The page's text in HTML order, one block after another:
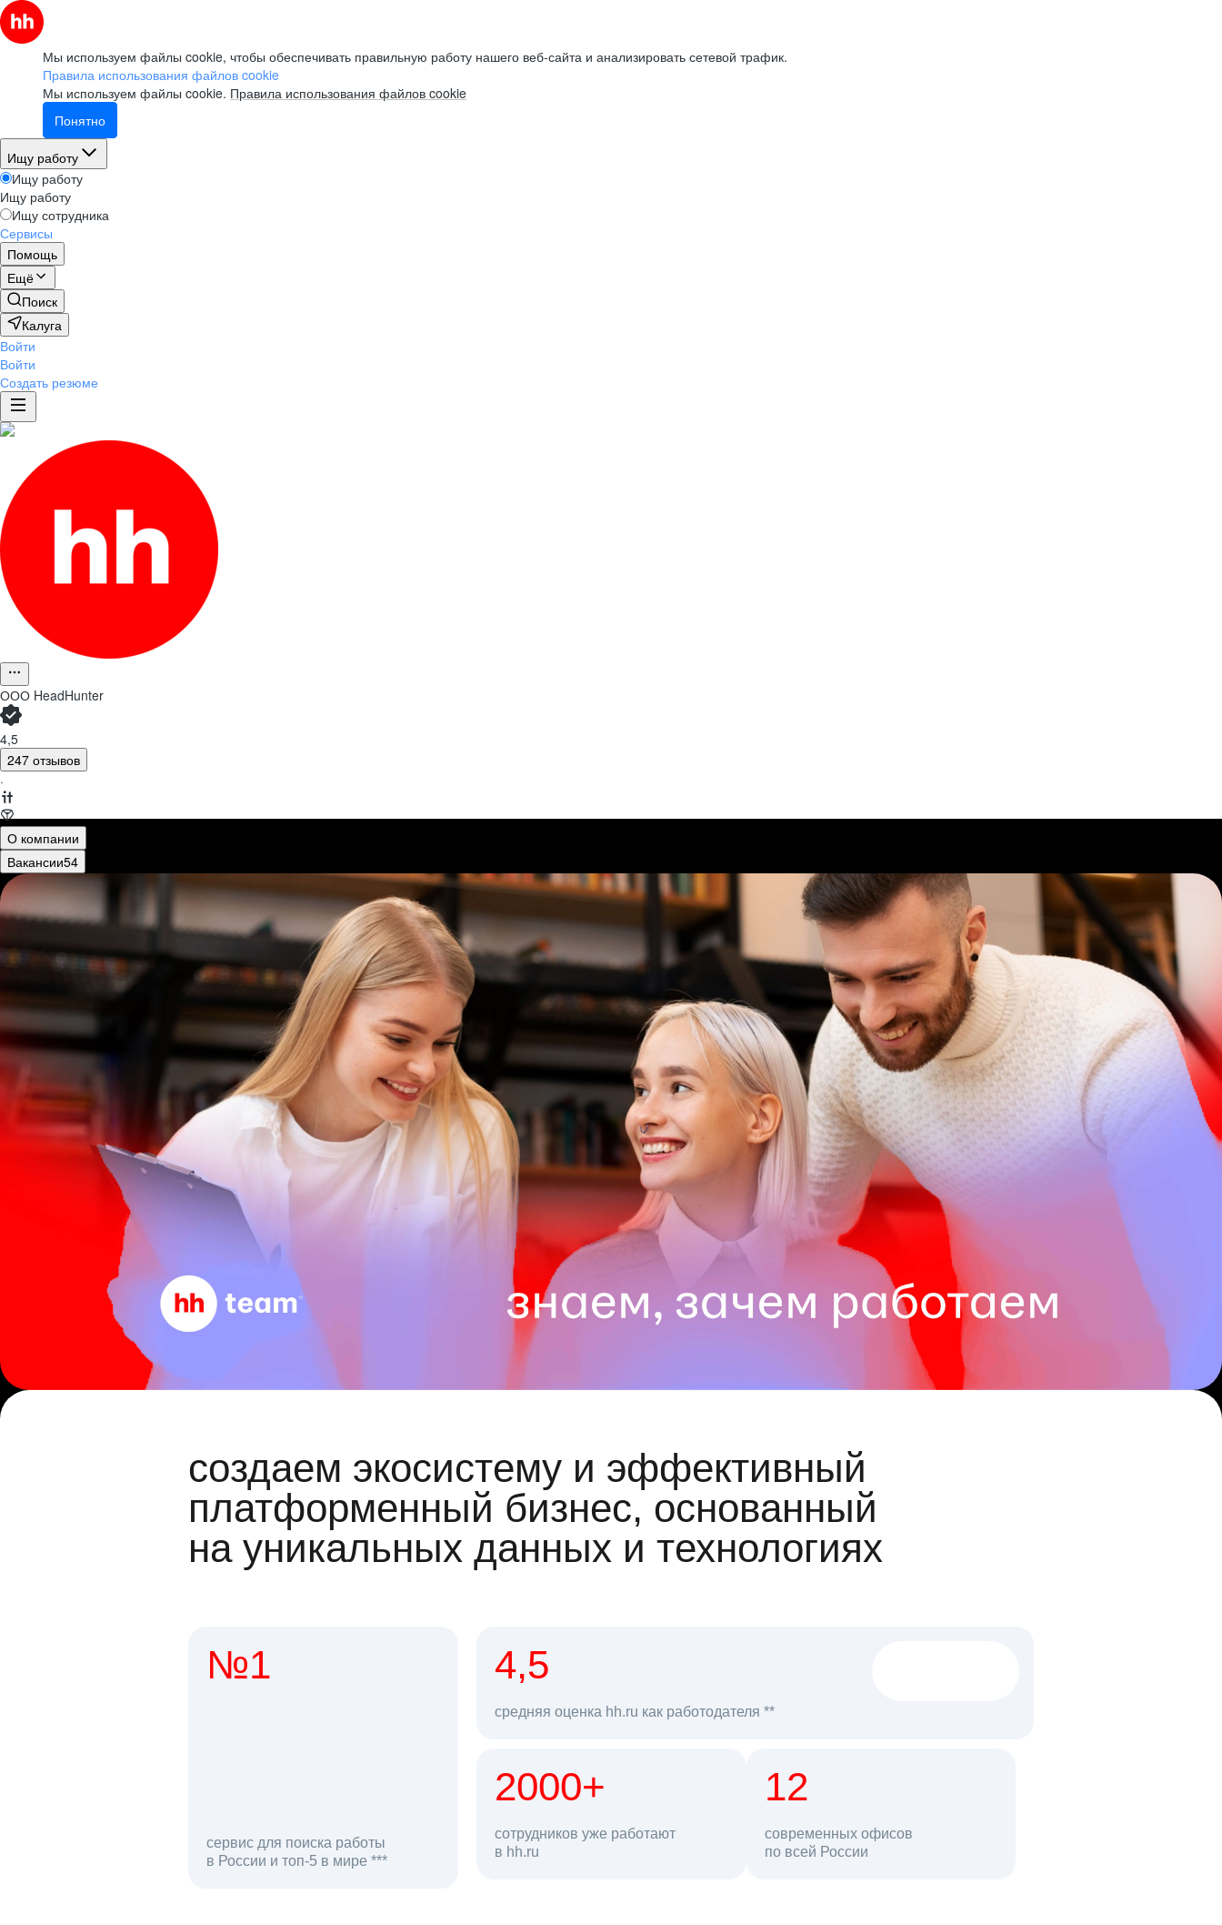
Мы используем файлы cookie, чтобы обеспечивать правильную работу нашего веб-сайта и анализировать сетевой трафик.
Правила использования файлов cookie
Мы используем файлы cookie. Правила использования файлов cookie
Понятно
Ищу работу
Ищу работу
Ищу работу
Ищу сотрудника
Сервисы
Помощь
Ещё
Поиск
Калуга
Войти
Войти
Создать резюме
ООО HeadHunter
4,5
247 отзывов
·
О компании
Вакансии54
создаем экосистему и эффективный
платформенный бизнес, основанный
на уникальных данных и технологиях
№1
сервис для поиска работы
в России и топ-5 в мире ***
откликов на вакансии
4,5
средняя оценка hh.ru как работодателя **
2000+
сотрудников уже работают
в hh.ru
68 млн 12
современных офисов
по всей Россиипользователей в день